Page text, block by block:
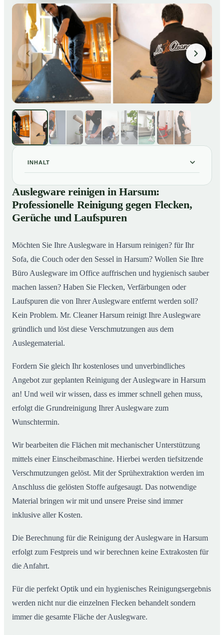
INHALT
01 Auslegware reinigen in Harsum: Professionelle
Reinigung gegen Flecken, Gerüche und Laufspuren
02 So wird Auslegware in Harsum professionell gereinigt
Auslegware reinigen in Harsum:
Professionelle Reinigung gegen Flecken,
Gerüche und Laufspuren
Möchten Sie Ihre Auslegware in Harsum reinigen? für Ihr
Sofa, die Couch oder den Sessel in Harsum? Wollen Sie Ihre
Büro Auslegware im Office auffrischen und hygienisch sauber
machen lassen? Haben Sie Flecken, Verfärbungen oder
Laufspuren die von Ihrer Auslegware entfernt werden soll?
Kein Problem. Mr. Cleaner Harsum reinigt Ihre Auslegware
gründlich und löst diese Verschmutzungen aus dem
Auslegematerial.
Fordern Sie gleich Ihr kostenloses und unverbindliches
Angebot zur geplanten Reinigung der Auslegware in Harsum
an! Und weil wir wissen, dass es immer schnell gehen muss,
erfolgt die Grundreinigung Ihrer Auslegware zum
Wunschtermin.
Wir bearbeiten die Flächen mit mechanischer Unterstützung
mittels einer Einscheibmaschine. Hierbei werden tiefsitzende
Verschmutzungen gelöst. Mit der Sprühextraktion werden im
Anschluss die gelösten Stoffe aufgesaugt. Das notwendige
Material bringen wir mit und unsere Preise sind immer
inklusive aller Kosten.
Die Berechnung für die Reinigung der Auslegware in Harsum
erfolgt zum Festpreis und wir berechnen keine Extrakosten für
die Anfahrt.
Für die perfekt Optik und ein hygienisches Reinigungsergebnis
werden nicht nur die einzelnen Flecken behandelt sondern
immer die gesamte Fläche der Auslegware.